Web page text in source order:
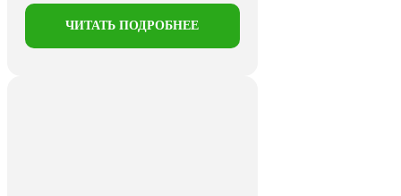
ЧИТАТЬ ПОДРОБНЕЕ